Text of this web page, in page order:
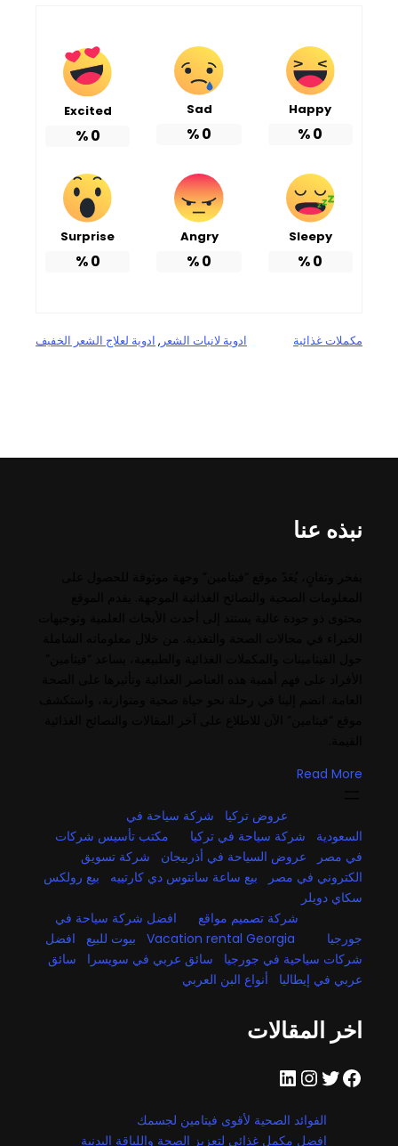
Happy
0
%
Sad
0
%
Excited
0
%
Sleepy
0
%
Angry
0
%
Surprise
0
%
مكملات غذائية ادوية لانبات الشعر , ادوية لعلاج الشعر الخفيف
نبذه عنا
Read More
عروض تركيا
شركة سياحة في
السعودية
شركة سياحة في تركيا
مكتب تأسيس شركات
في مصر
عروض السياحة في أذربيجان
شركة تسويق
الكتروني في مصر
بيع ساعة سانتوس دي كارتييه
بيع رولكس
سكاي دويلر
شركة تصميم مواقع
افضل شركة سياحة في
جورجيا
Vacation rental Georgia بيوت للبيع
افضل
شركات سياحية في جورجيا
سائق عربي في سويسرا
سائق
عربي في إيطاليا
أنواع البن العربي
اخر المقالات
فيسبوك تويتر إنستجرام لينكد إن
الفوائد الصحية لأقوى فيتامين لجسمك
افضل مكمل غذائي لتعزيز الصحة واللياقة البدنية